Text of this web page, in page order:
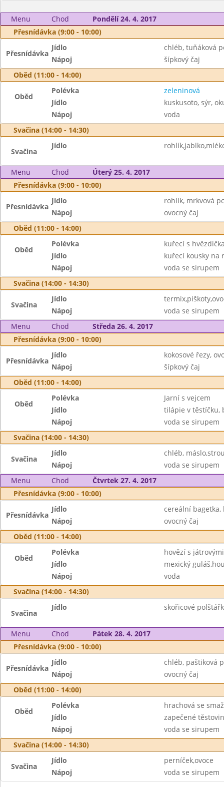
Menu Chod
Pondělí 24. 4. 2017
Přesnídávka (9:00 - 10:00)
Přesnídávka
Jídlo
chléb, tuňáková
Nápoj
šípkový čaj
Oběd (11:00 - 14:00)
Oběd
Polévka
zeleninová
Jídlo
kuskusoto, sýr,
Nápoj
voda
Svačina (14:00 - 14:30)
Svačina
Jídlo
Menu Chod
Úterý 25. 4. 2017
Přesnídávka (9:00 - 10:00)
Přesnídávka
Jídlo
rohlík, mrkvová
Nápoj
ovocný čaj
Oběd (11:00 - 14:00)
Oběd
Polévka
kuřecí s
Jídlo
kuřecí kousky na
Nápoj
voda se sirupem
Svačina (14:00 - 14:30)
Svačina
Jídlo
Nápoj
voda se sirupem
Menu
Chod
Středa 26. 4. 2017
Přesnídávka (9:00 - 10:00)
Přesnídávka
Jídlo
kokosové řezy,
Nápoj
šípkový čaj
Oběd (11:00 - 14:00)
Oběd
Polévka
Jarní s vejcem
Jídlo
tilápie v těstíčku,
Nápoj
voda se sirupem
Svačina (14:00 - 14:30)
Svačina
Jídlo
chléb,
Nápoj
voda se sirupem
Menu
Chod
Čtvrtek 27. 4. 2017
Přesnídávka (9:00 - 10:00)
Přesnídávka
Jídlo
cereální
Nápoj
ovocný čaj
Oběd (11:00 - 14:00)
Oběd
Polévka
hovězí s
Jídlo
mexický
Nápoj
voda
Svačina (14:00 - 14:30)
Svačina
Jídlo skořicové
Menu Chod
Pátek 28. 4. 2017
Přesnídávka (9:00 - 10:00)
Přesnídávka
Jídlo
chléb, paštiková
Nápoj
ovocný čaj
Oběd (11:00 - 14:00)
Oběd
Polévka
hrachová se
Jídlo
zapečené
Nápoj
voda se sirupem
Svačina (14:00 - 14:30)
Svačina
Jídlo
perníček,ovoce
Nápoj
voda se sirupem